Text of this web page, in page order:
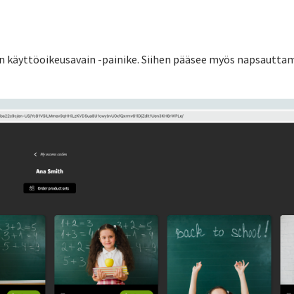
-painike. Siihen pääsee myös